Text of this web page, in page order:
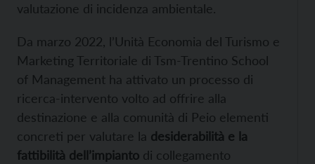
valutazione di incidenza ambientale.
Da marzo 2022, l’Unità Economia del Turismo e
Marketing Territoriale di Tsm-Trentino School
of Management ha attivato un processo di
ricerca-intervento volto ad offrire alla
destinazione e alla comunità di Peio elementi
concreti per valutare la desiderabilità e la
fattibilità dell’impianto di collegamento